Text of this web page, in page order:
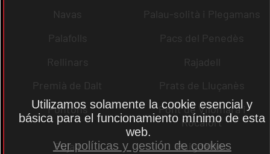
Navas
Palau-solità i Plegamans
Palafolls
Pacs del Penedès
Rellinars
Rajadell
Premià de Dalt
Prats de Lluçanès
Pontons
Pont de Vilomara i
Rocafort
Pujalt
Puigdàlber
Utilizamos solamente la cookie esencial y
básica para el funcionamiento mínimo de esta
web.
Ver políticas y gestión de cookies